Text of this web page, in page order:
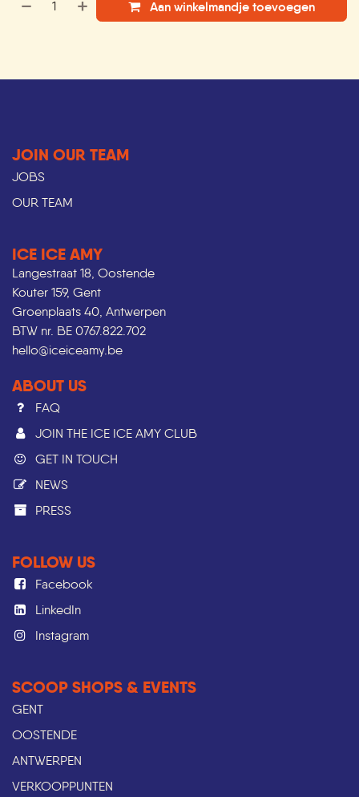
Aan winkelmandje toevoegen
JOIN OUR TEAM
JOBS
OUR TEAM
ICE ICE AMY
Langestraat 18, Oostende
Kouter 159, Gent
Groenplaats 40, Antwerpen
BTW nr. BE 0767.822.702
hello@iceiceamy.be
ABOUT US
FAQ
JOIN THE ICE ICE AMY CLUB
GET IN TOUCH
NEWS
PRESS​
FOLLOW US
Facebook
LinkedIn
Instagram
SCOOP SHOPS & EVENTS
GENT
OOSTENDE
ANTWERPEN
VERKOOPPUNTEN